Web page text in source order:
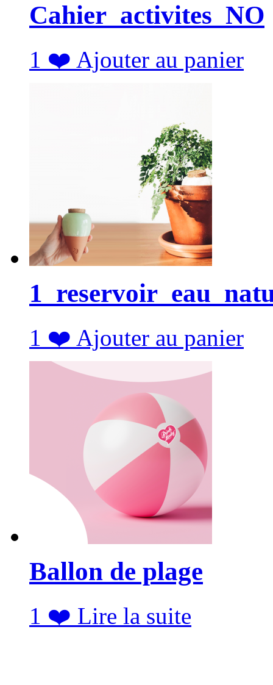
Cahier_activites_NO
1 ❤️ Ajouter au panier
1 ❤️ Ajouter au panier
Ballon de plage
1 ❤️ Lire la suite